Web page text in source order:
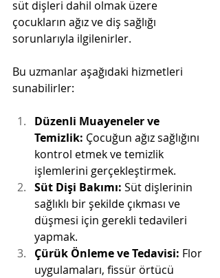
süt dişleri dahil olmak üzere
çocukların ağız ve diş sağlığı
sorunlarıyla ilgilenirler.
Bu uzmanlar aşağıdaki hizmetleri
sunabilirler:
Düzenli Muayeneler ve
Temizlik: Çocuğun ağız sağlığını
kontrol etmek ve temizlik
işlemlerini gerçekleştirmek.
Süt Dişi Bakımı: Süt dişlerinin
sağlıklı bir şekilde çıkması ve
düşmesi için gerekli tedavileri
yapmak.
Çürük Önleme ve Tedavisi: Flor
uygulamaları, fissür örtücü